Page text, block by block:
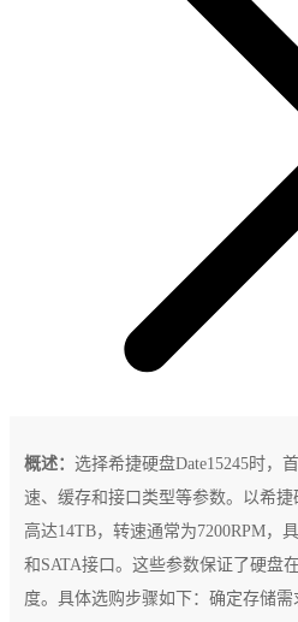
概述： 选择希捷硬盘Date15245时，
速、缓存和接口类型等参数。以希捷
高达14TB，转速通常为7200RPM，
和SATA接口。这些参数保证了硬盘
度。具体选购步骤如下：确定存储需